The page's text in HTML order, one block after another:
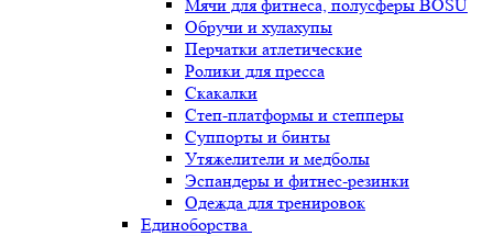
Мячи для фитнеса, полусферы BOSU
Обручи и хулахупы
Перчатки атлетические
Ролики для пресса
Скакалки
Степ-платформы и степперы
Суппорты и бинты
Утяжелители и медболы
Эспандеры и фитнес-резинки
Одежда для тренировок
Единоборства